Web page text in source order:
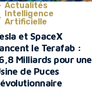
Actualités
Intelligence
Artificielle
et SpaceX
le Terafab :
Milliards pour une
de Puces